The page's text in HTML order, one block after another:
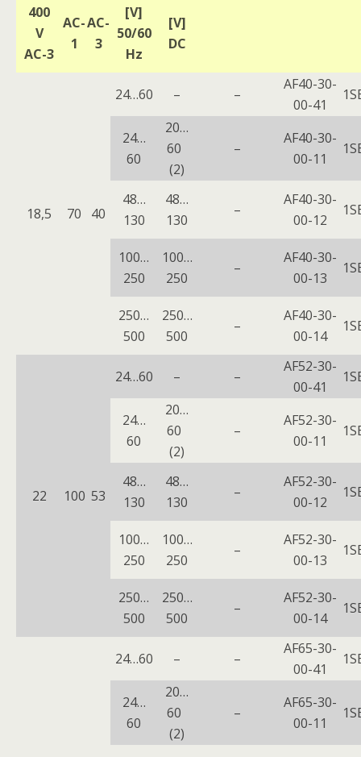
400
V
AC-3
AC-
1
AC-
3
[V]
50/60
Hz
[V]
DC
18,5 70 40
24…60 – –
AF40-30-
00-41
24…
60
20…
60
(2)
–
AF40-30-
00-11
48…
130
48…
130
–
AF40-30-
00-12
100…
250
100…
250
–
AF40-30-
00-13
250…
500
250…
500
–
AF40-30-
00-14
22 100 53
24…60 – –
AF52-30-
00-41
24…
60
20…
60
(2)
–
AF52-30-
00-11
48…
130
48…
130
–
AF52-30-
00-12
100…
250
100…
250
–
AF52-30-
00-13
250…
500
250…
500
–
AF52-30-
00-14
24…60 – –
AF65-30-
00-41
24…
60
20…
60
(2)
–
AF65-30-
00-11